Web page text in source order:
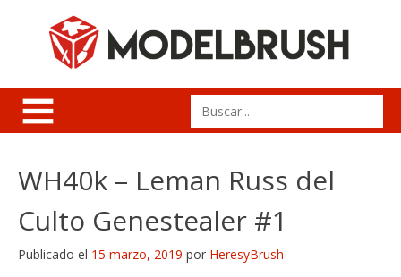
Search
for:
WH40k – Leman Russ del
Culto Genestealer #1
Publicado el 15 marzo, 2019 por HeresyBrush